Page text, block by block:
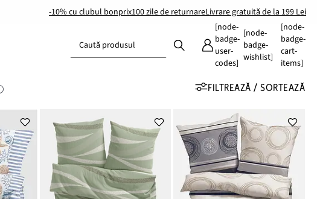
-10% cu clubul bonprix100 zile de returnareLivrare gratuită de la 199 Lei
Caută produsul
[node-
badge-
user-
codes]
[node-
badge-
wishlist]
[node-
badge-
cart-
items]
FILTREAZĂ / SORTEAZĂ